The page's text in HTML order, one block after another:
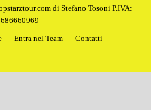
di Stefano Tosoni P.IVA:
Entra nel Team Contatti